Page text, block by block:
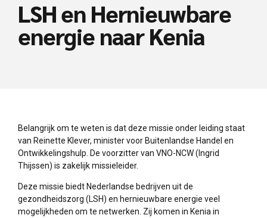
LSH en Hernieuwbare
energie naar Kenia
Belangrijk om te weten is dat deze missie onder leiding staat
van Reinette Klever, minister voor Buitenlandse Handel en
Ontwikkelingshulp. De voorzitter van VNO-NCW (Ingrid
Thijssen) is zakelijk missieleider.
Deze missie biedt Nederlandse bedrijven uit de
gezondheidszorg (LSH) en hernieuwbare energie veel
mogelijkheden om te netwerken. Zij komen in Kenia in